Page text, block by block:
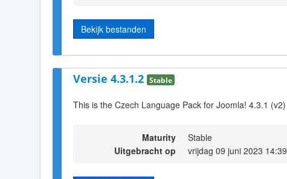
Bekijk bestanden
Versie 4.3.1.2 Stable
This is the Czech Language Pack for Joomla! 4.3.1 (v2)
Maturity
Stable
Uitgebracht op
vrijdag 09 juni 2023 14:39